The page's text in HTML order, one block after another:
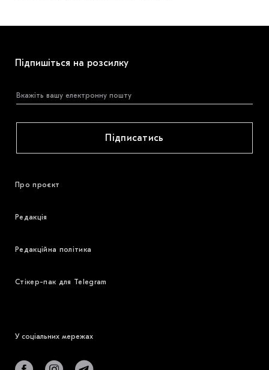
Підпишіться на розсилку
Підписатись
Про проєкт
Редакція
Редакційна політика
Стікер-пак для Telegram
У соціальних мережах